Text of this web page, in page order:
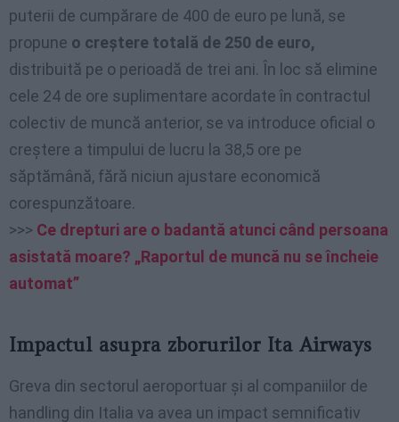
puterii de cumpărare de 400 de euro pe lună, se
propune o creștere totală de 250 de euro,
distribuită pe o perioadă de trei ani. În loc să elimine
cele 24 de ore suplimentare acordate în contractul
colectiv de muncă anterior, se va introduce oficial o
creștere a timpului de lucru la 38,5 ore pe
săptămână, fără niciun ajustare economică
corespunzătoare.
>>> Ce drepturi are o badantă atunci când persoana
asistată moare? „Raportul de muncă nu se încheie
automat”
Impactul asupra zborurilor Ita Airways
Greva din sectorul aeroportuar și al companiilor de
handling din Italia va avea un impact semnificativ